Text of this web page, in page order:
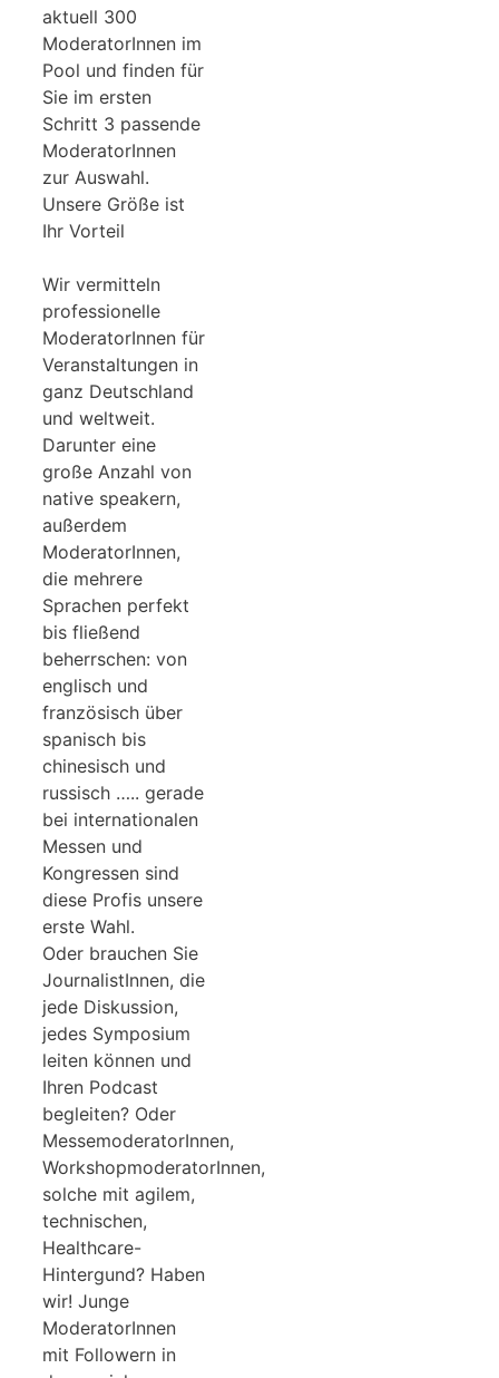
aktuell 300
ModeratorInnen im
Pool und finden für
Sie im ersten
Schritt 3 passende
ModeratorInnen
zur Auswahl.
Unsere Größe ist
Ihr Vorteil
Wir vermitteln
professionelle
ModeratorInnen für
Veranstaltungen in
ganz Deutschland
und weltweit.
Darunter eine
große Anzahl von
native speakern,
außerdem
ModeratorInnen,
die mehrere
Sprachen perfekt
bis fließend
beherrschen: von
englisch und
französisch über
spanisch bis
chinesisch und
russisch ….. gerade
bei internationalen
Messen und
Kongressen sind
diese Profis unsere
erste Wahl.
Oder brauchen Sie
JournalistInnen, die
jede Diskussion,
jedes Symposium
leiten können und
Ihren Podcast
begleiten? Oder
MessemoderatorInnen,
WorkshopmoderatorInnen,
solche mit agilem,
technischen,
Healthcare-
Hintergund? Haben
wir! Junge
ModeratorInnen
mit Followern in